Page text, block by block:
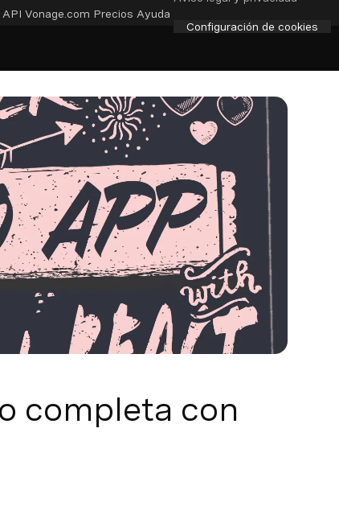
API Vonage.com Precios Ayuda
Configuración de cookies
completa con